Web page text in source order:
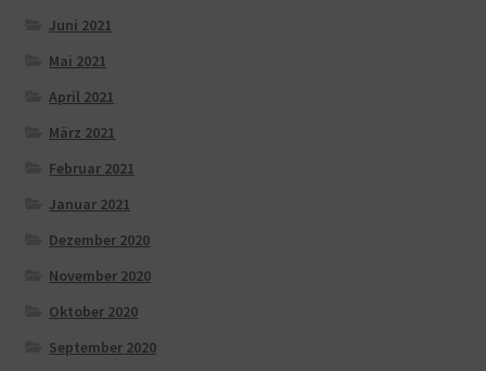
Juni 2021
Mai 2021
April 2021
März 2021
Februar 2021
Januar 2021
Dezember 2020
November 2020
Oktober 2020
September 2020